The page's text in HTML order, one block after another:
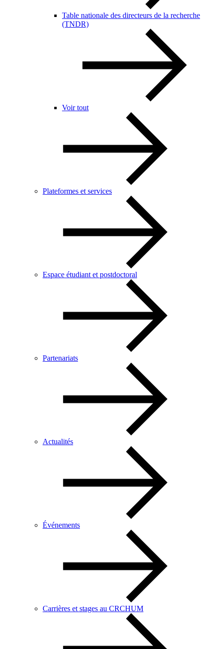
Table nationale des directeurs de la recherche
(TNDR)
Voir tout
Plateformes et services
Espace étudiant et postdoctoral
Partenariats
Actualités
Événements
Carrières et stages au CRCHUM